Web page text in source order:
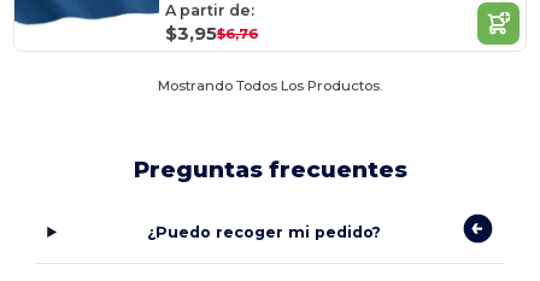
A partir de:
$3,95$6,76
Mostrando Todos Los Productos.
Preguntas frecuentes
¿Puedo recoger mi pedido?